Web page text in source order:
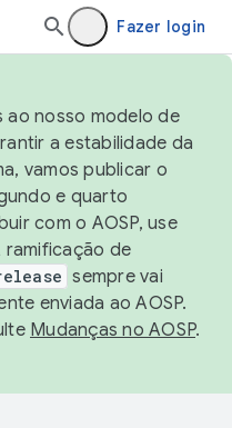
Fazer login
ao nosso modelo de
a estabilidade da
vamos publicar o
e quarto
com o AOSP, use
ramificação de
sempre vai
enviada ao AOSP.
Mudanças no AOSP.